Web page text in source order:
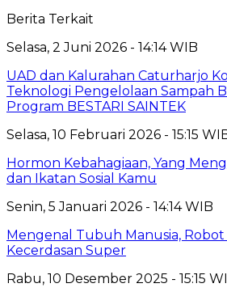
Berita Terkait
Selasa, 2 Juni 2026 - 14:14 WIB
UAD dan Kalurahan Caturharjo
Teknologi Pengelolaan Sampah
Program BESTARI SAINTEK
Selasa, 10 Februari 2026 - 15:15
Hormon Kebahagiaan, Yang
dan Ikatan Sosial Kamu
Senin, 5 Januari 2026 - 14:14 WIB
Mengenal Tubuh Manusia,
Kecerdasan Super
Rabu, 10 Desember 2025 - 15:15